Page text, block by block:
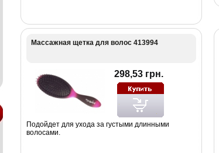
Массажная щетка для волос 413994
298,53 грн.
Подойдет для ухода за густыми длинными
волосами.